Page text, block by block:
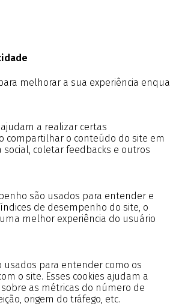
melhorar a sua experiência
a realizar certas
compartilhar o conteúdo do site em
coletar feedbacks e outros
são usados para entender e
de desempenho do site, o
melhor experiência do usuário
usados para entender como os
o site. Esses cookies ajudam a
as métricas do número de
origem do tráfego, etc.